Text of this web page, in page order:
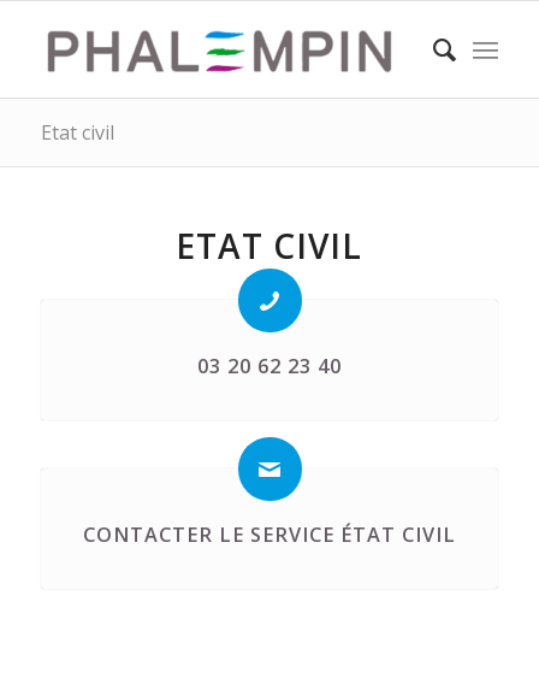
Etat civil
ETAT CIVIL
03 20 62 23 40
CONTACTER LE SERVICE ÉTAT CIVIL